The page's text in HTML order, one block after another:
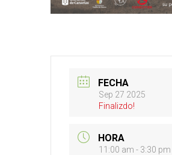
FECHA
Sep 27 2025
Finalizdo!
HORA
11:00 am - 3:30 pm